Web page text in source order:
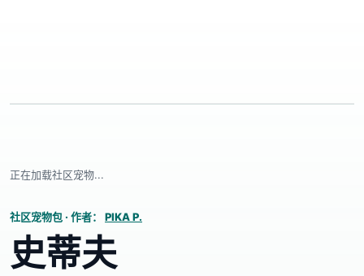
正在加载社区宠物...
社区宠物包 · 作者： PIKA P.
史蒂夫